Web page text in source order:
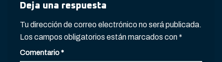
Deja una respuesta
Tu dirección de correo electrónico no será publicada.
Los campos obligatorios están marcados con*
Comentario*